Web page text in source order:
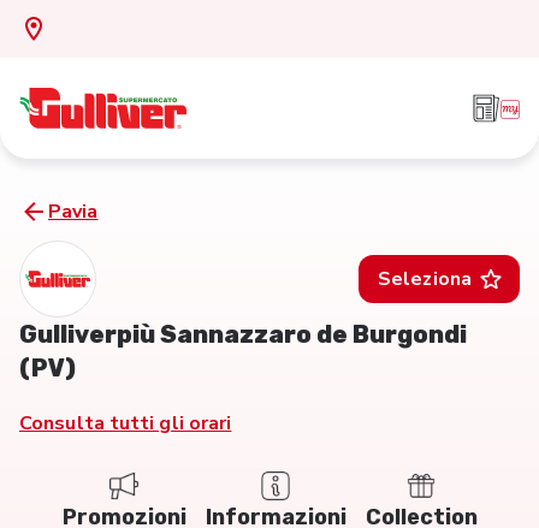
Pavia
Seleziona
Gulliverpiù Sannazzaro de Burgondi
(PV)
Consulta tutti gli orari
Promozioni Informazioni Collection